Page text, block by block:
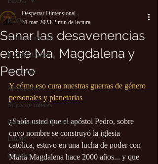
BLOG
Información útil
Eventos/Cursos
Astrología
Meditaciones
Sitios de interés
Canalizaciones/Entrevistas
Libros
Cristales
Sanar las desavenencias
entre Ma. Magdalena y
Pedro
Despertar Dimensional
31 mar 2023 2 min de lectura
Y cómo eso cura nuestras guerras de género
personales y planetarias
¿Sabía usted que el apóstol Pedro, sobre
cuyo nombre se construyó la iglesia
católica, estuvo en una lucha de poder con
María Magdalena hace 2000 años... y que